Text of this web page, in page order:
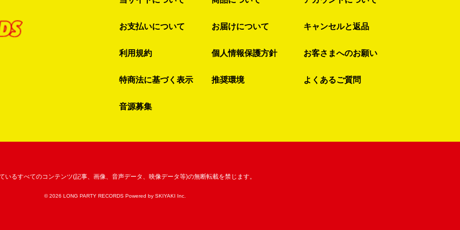
お支払いについて お届けについて キャンセルと返品
利用規約 個人情報保護方針 お客さまへのお願い
特商法に基づく表示 推奨環境 よくあるご質問
音源募集
いるすべてのコンテンツ(記事、画像、音声データ、映像データ等)の無断転載を禁じます。
© 2026 LONG PARTY RECORDS Powered by SKIYAKI Inc.